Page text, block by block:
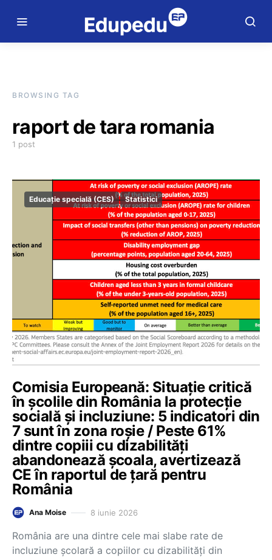
BROWSING TAG
raport de tara romania
1 post
Educație specială (CES) Statistici
Comisia Europeană: Situație critică
în școlile din România la protecție
socială și incluziune: 5 indicatori din
7 sunt în zona roșie / Peste 61%
dintre copiii cu dizabilități
abandonează școala, avertizează
CE în raportul de țară pentru
România
Ana Moise 8 iunie 2026
România are una dintre cele mai slabe rate de
incluziune școlară a copiilor cu dizabilități din